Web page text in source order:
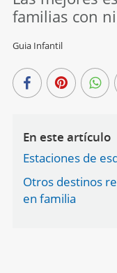
familias con
Guia Infantil
En este artículo
Estaciones de
Otros destinos
en familia